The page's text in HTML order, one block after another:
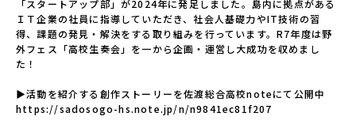
「スタートアップ部」が2024年に発足しました。島内に拠点がある
ＩＴ企業の社員に指導していただき、社会人基礎力やIT技術の習
得、課題の発見・解決をする取り組みを行っています。R7年度は野
外フェス「高校生奏会」を一から企画・運営し大成功を収めまし
た！
▶活動を紹介する創作ストーリーを佐渡総合高校noteにて公開中
https://sadosogo-hs.note.jp/n/n9841ec81f207